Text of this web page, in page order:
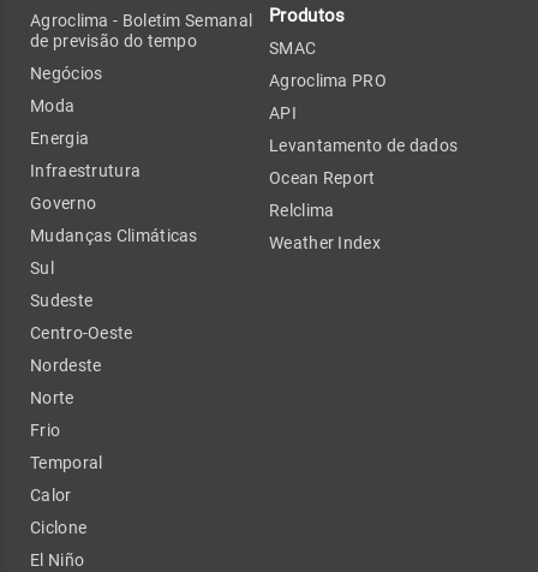
Agroclima - Boletim Semanal
de previsão do tempo
Negócios
Moda
Energia
Infraestrutura
Governo
Mudanças Climáticas
Sul
Sudeste
Centro-Oeste
Nordeste
Norte
Frio
Temporal
Calor
Ciclone
El Niño
Produtos
SMAC
Agroclima PRO
API
Levantamento de dados
Ocean Report
Relclima
Weather Index